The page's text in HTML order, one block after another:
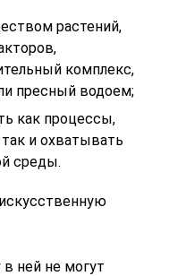
растений,
комплекс,
пресный водоем;
как процессы,
и охватывать
среды.
ней не могут